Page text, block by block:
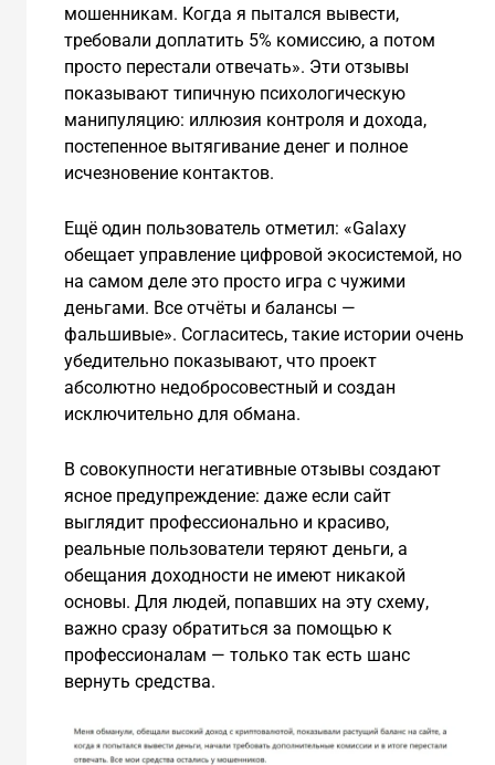
мошенникам. Когда я пытался вывести,
требовали доплатить 5% комиссию, а потом
просто перестали отвечать». Эти отзывы
показывают типичную психологическую
манипуляцию: иллюзия контроля и дохода,
постепенное вытягивание денег и полное
исчезновение контактов.
Ещё один пользователь отметил: «Galaxy
обещает управление цифровой экосистемой, но
на самом деле это просто игра с чужими
деньгами. Все отчёты и балансы —
фальшивые». Согласитесь, такие истории очень
убедительно показывают, что проект
абсолютно недобросовестный и создан
исключительно для обмана.
В совокупности негативные отзывы создают
ясное предупреждение: даже если сайт
выглядит профессионально и красиво,
реальные пользователи теряют деньги, а
обещания доходности не имеют никакой
основы. Для людей, попавших на эту схему,
важно сразу обратиться за помощью к
профессионалам — только так есть шанс
вернуть средства.